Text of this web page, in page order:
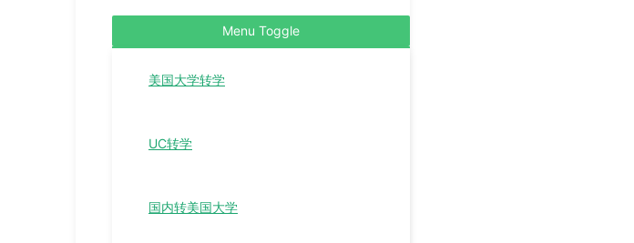
Menu Toggle
美国大学转学
UC转学
国内转美国大学